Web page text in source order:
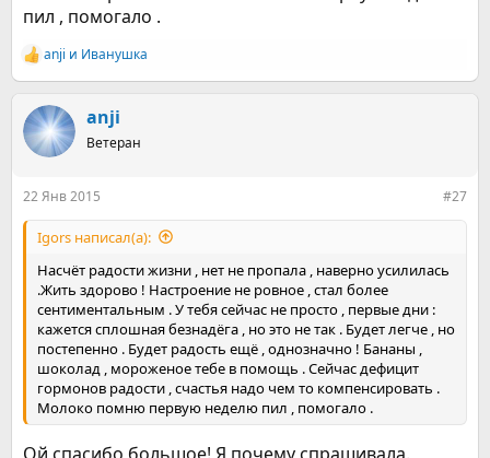
пил , помогало .
Р
е
к
ц
и
anji и Иванушка
anji
Ветеран
22 Янв 2015 #27
Igors написал(а):
Насчёт радости жизни , нет не пропала , наверно усилилась
.Жить здорово ! Настроение не ровное , стал более
сентиментальным . У тебя сейчас не просто , первые дни :
кажется сплошная безнадёга , но это не так . Будет легче , но
постепенно . Будет радость ещё , однозначно ! Бананы ,
шоколад , мороженое тебе в помощь . Сейчас дефицит
гормонов радости , счастья надо чем то компенсировать .
Молоко помню первую неделю пил , помогало .
Ой спасибо большое! Я почему спрашивала.